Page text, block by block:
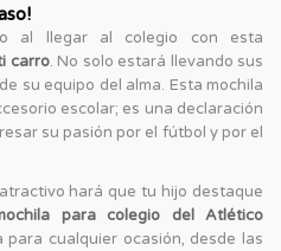
al llegar al colegio con esta
carro. No solo estará llevando sus
su equipo del alma. Esta mochila
escolar; es una declaración
su pasión por el fútbol y por el
hará que tu hijo destaque
para colegio del Atlético
para cualquier ocasión, desde las